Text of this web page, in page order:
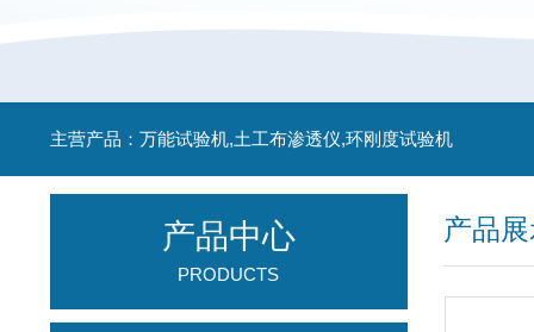
主营产品：万能试验机,土工布渗透仪,环刚度试验机
产品
产品中心
PRODUCTS